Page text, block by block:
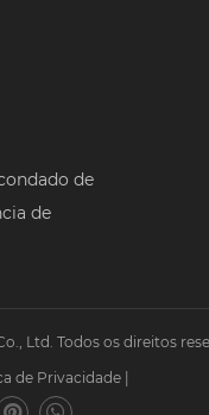
de
de
Ltd. Todos os direitos
de Privacidade